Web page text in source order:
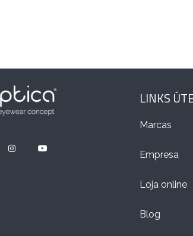
LINKS
Marcas
Empresa
Loja online
Blog